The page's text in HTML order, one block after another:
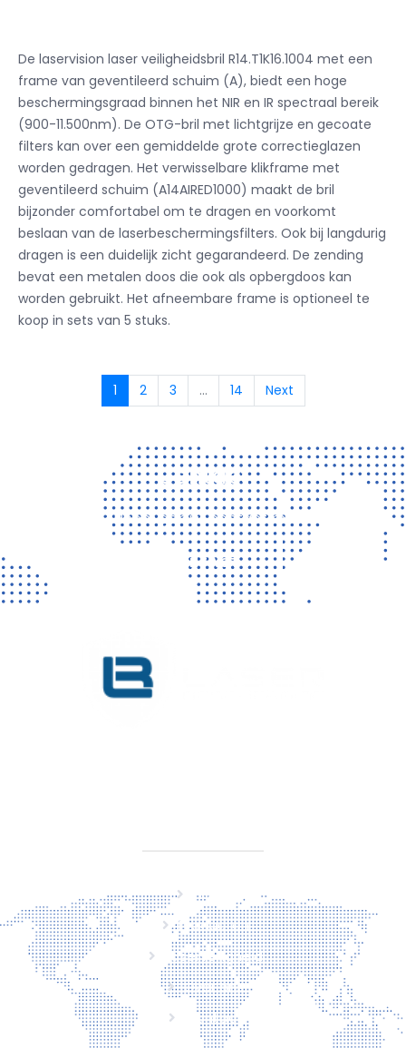
De laservision laser veiligheidsbril R14.T1K16.1004 met een
frame van geventileerd schuim (A), biedt een hoge
beschermingsgraad binnen het NIR en IR spectraal bereik
(900-11.500nm). De OTG-bril met lichtgrijze en gecoate
filters kan over een gemiddelde grote correctieglazen
worden gedragen. Het verwisselbare klikframe met
geventileerd schuim (A14AIRED1000) maakt de bril
bijzonder comfortabel om te dragen en voorkomt
beslaan van de laserbeschermingsfilters. Ook bij langdurig
dragen is een duidelijk zicht gegarandeerd. De zending
bevat een metalen doos die ook als opbergdoos kan
worden gebruikt. Het afneembare frame is optioneel te
koop in sets van 5 stuks.
1 2 3 ... 14 Next
Contact
Vragen? Neem gerust contact met ons op!
CONTACT
Home
Producten
Laserveiligheid
Over ons
Contact